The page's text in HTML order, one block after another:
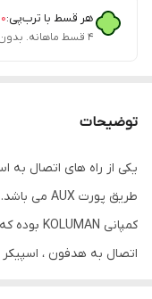
هر قسط با ترب‌پی:
۴ قسط ماهانه. بدون سود، چک و ضامن.
توضیحات
یکی از راه های اتصال
اتصال به هدفون ،